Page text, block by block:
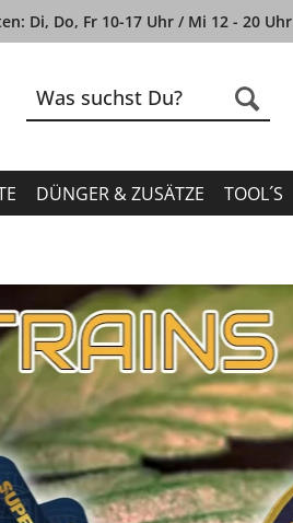
Di, Do, Fr 10-17 Uhr / Mi 12 - 20 Uhr
DÜNGER & ZUSÄTZE TOOL´S